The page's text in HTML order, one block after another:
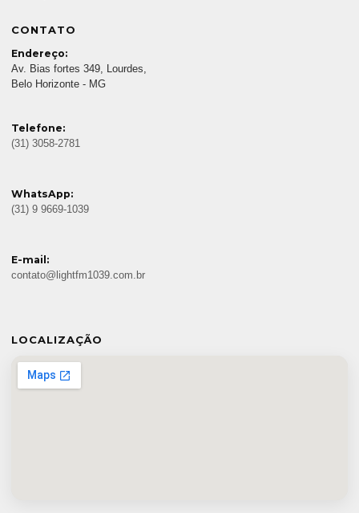
CONTATO
Endereço:
Av. Bias fortes 349, Lourdes,
Belo Horizonte - MG
Telefone:
(31) 3058-2781
WhatsApp:
(31) 9 9669-1039
E-mail:
contato@lightfm1039.com.br
LOCALIZAÇÃO